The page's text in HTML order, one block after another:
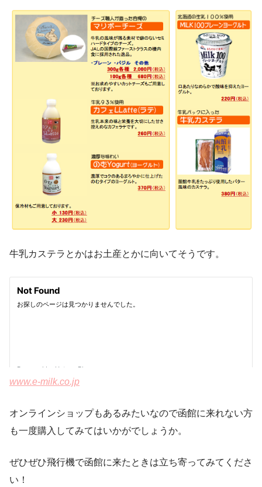
牛乳カステラとかはお土産とかに向いてそうです。
www.e-milk.co.jp
オンラインショップもあるみたいなので函館に来れない方
も一度購入してみてはいかがでしょうか。
ぜひぜひ飛行機で函館に来たときは立ち寄ってみてくださ
い！